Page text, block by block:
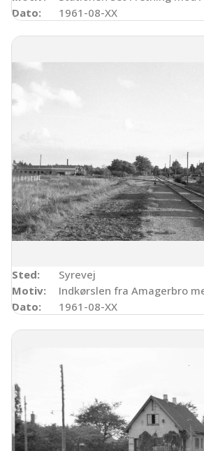
Dato:
1961-08-XX
Sted:
Syrevej
Motiv:
Indkørslen fra Amagerbro
Dato:
1961-08-XX